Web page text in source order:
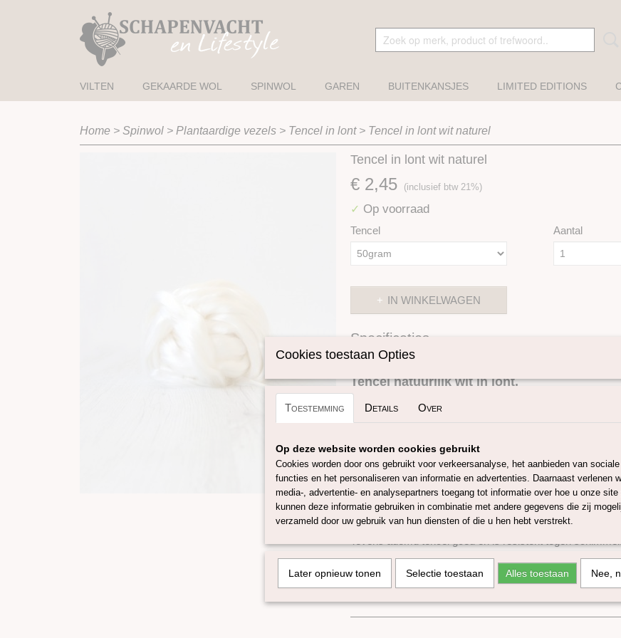
VILTEN GEKAARDE WOL SPINWOL GAREN BUITENKANSJES LIMITED EDITIONS
Home > Spinwol > Plantaardige vezels > Tencel in lont> Tencel in lont wit naturel
Tencel in lont wit naturel
€ 2,45 (inclusief btw 21%)
✓ Op voorraad
Tencel Aantal
IN WINKELWAGEN
Specificaties
Productcode
Omschrijving
Tencel natuurlijk wit in lont.
Tencel ( Lyocell) wordt beschouwd als een
eucalyptushout ( uit beheerde duurzame bossen)
afbreekbaar is. Bovendien zorgt het productieproces
99% van de oplosmiddelen kan worden hergebruikt,
water wordt verbruikt.
Tencel is een sterke zachte, soepele vezel, waardoor het
gebruiken bij het vilten, spinnen en weven.
Tevens ademd tencel goed en is resistent tegen
Deze tencel is verkrijgbaar in 50 gram en 100 gram. De
meter per 100 gram.
Cookies toestaan Opties
Toestemming Details Over
Op deze website worden cookies gebruikt
Cookies worden door ons gebruikt voor verkeersanalyse, het aanbieden van
functies en het personaliseren van informatie en advertenties. Daarnaast verlenen
media-, advertentie- en analysepartners toegang tot informatie over hoe u onze site
kunnen deze informatie gebruiken in combinatie met andere gegevens die zij
verzameld door uw gebruik van hun diensten of die u hen hebt verstrekt.
Later opnieuw tonen Selectie toestaan Alles toestaan Nee,